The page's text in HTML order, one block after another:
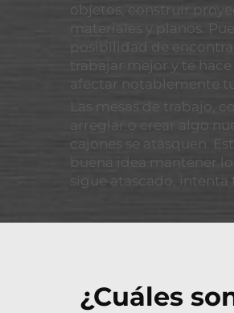
objetos, construir
materiales y planos.
posibilidad de
trabajar mejor y te
afectar notablemente
Las mesas de trabajo,
arreglar o crear algo
cajones se atasquen.
buena idea mantener
sigue atascado,
¿Cuáles